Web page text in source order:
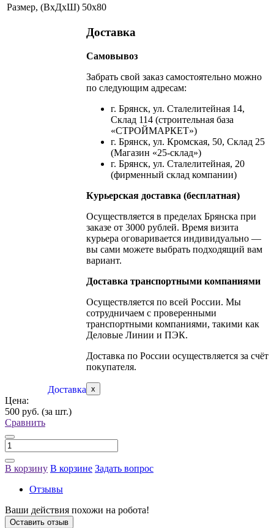
Размер, (ВхДхШ) 50х80
Доставка
Доставка
Самовывоз
Забрать свой заказ самостоятельно можно
по следующим адресам:
г. Брянск, ул. Сталелитейная 14,
Склад 114 (строительная база
«СТРОЙМАРКЕТ»)
г. Брянск, ул. Кромская, 50, Склад 25
(Магазин «25-склад»)
г. Брянск, ул. Сталелитейная, 20
(фирменный склад компании)
Курьерская доставка (бесплатная)
Осуществляется в пределах Брянска при
заказе от 3000 рублей. Время визита
курьера оговаривается индивидуально —
вы сами можете выбрать подходящий вам
вариант.
Доставка транспортными компаниями
Осуществляется по всей России. Мы
сотрудничаем с проверенными
транспортными компаниями, такими как
Деловые Линии и ПЭК.
Доставка по России осуществляется за счёт
покупателя.
x
Цена:
500 руб. (за шт.)
Сравнить
В корзину В корзине Задать вопрос
Отзывы
Ваши действия похожи на робота!
Оставить отзыв